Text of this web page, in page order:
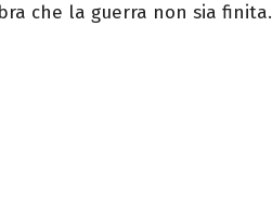
che la guerra non sia finita.